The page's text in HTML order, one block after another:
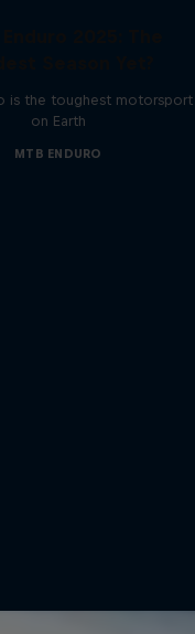
is the toughest motorsport
on Earth
MTB ENDURO